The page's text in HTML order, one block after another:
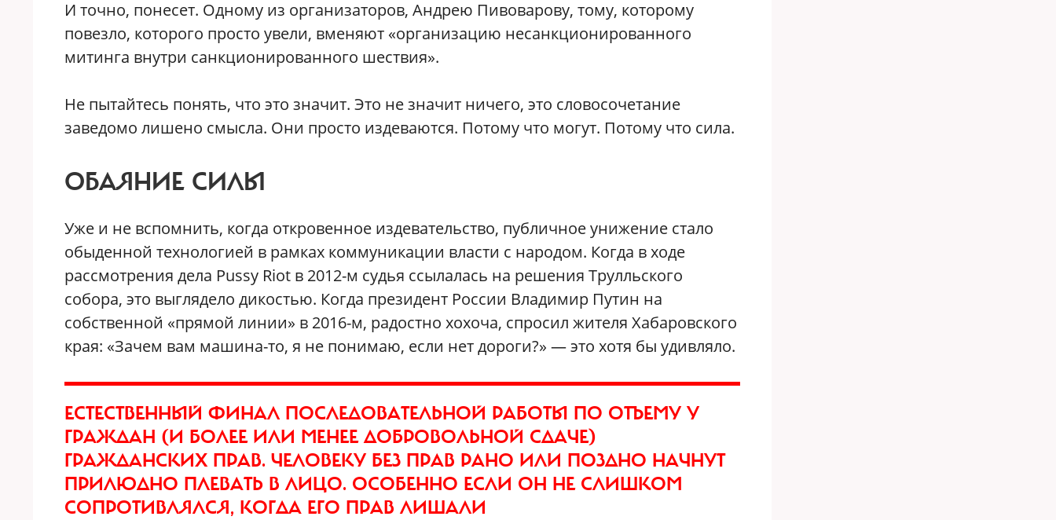
И точно, понесет. Одному из организаторов, Андрею Пивоварову, тому, которому
повезло, которого просто увели, вменяют «организацию несанкционированного
митинга внутри санкционированного шествия».
Не пытайтесь понять, что это значит. Это не значит ничего, это словосочетание
заведомо лишено смысла. Они просто издеваются. Потому что могут. Потому что сила.
ОБАЯНИЕ СИЛЫ
Уже и не вспомнить, когда откровенное издевательство, публичное унижение стало
обыденной технологией в рамках коммуникации власти с народом. Когда в ходе
рассмотрения дела Pussy Riot в 2012-м судья ссылалась на решения Трулльского
собора, это выглядело дикостью. Когда президент России Владимир Путин на
собственной «прямой линии» в 2016-м, радостно хохоча, спросил жителя Хабаровского
края: «Зачем вам машина-то, я не понимаю, если нет дороги?» — это хотя бы удивляло.
ЕСТЕСТВЕННЫЙ ФИНАЛ ПОСЛЕДОВАТЕЛЬНОЙ РАБОТЫ ПО ОТЪЕМУ У
ГРАЖДАН (И БОЛЕЕ ИЛИ МЕНЕЕ ДОБРОВОЛЬНОЙ СДАЧЕ)
ГРАЖДАНСКИХ ПРАВ. ЧЕЛОВЕКУ БЕЗ ПРАВ РАНО ИЛИ ПОЗДНО НАЧНУТ
ПРИЛЮДНО ПЛЕВАТЬ В ЛИЦО. ОСОБЕННО ЕСЛИ ОН НЕ СЛИШКОМ
СОПРОТИВЛЯЛСЯ, КОГДА ЕГО ПРАВ ЛИШАЛИ